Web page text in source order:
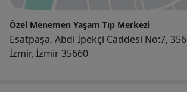
Özel Menemen Yaşam Tıp Merkezi
Esatpaşa, Abdi İpekçi Caddesi No:7,
İzmir, İzmir 35660